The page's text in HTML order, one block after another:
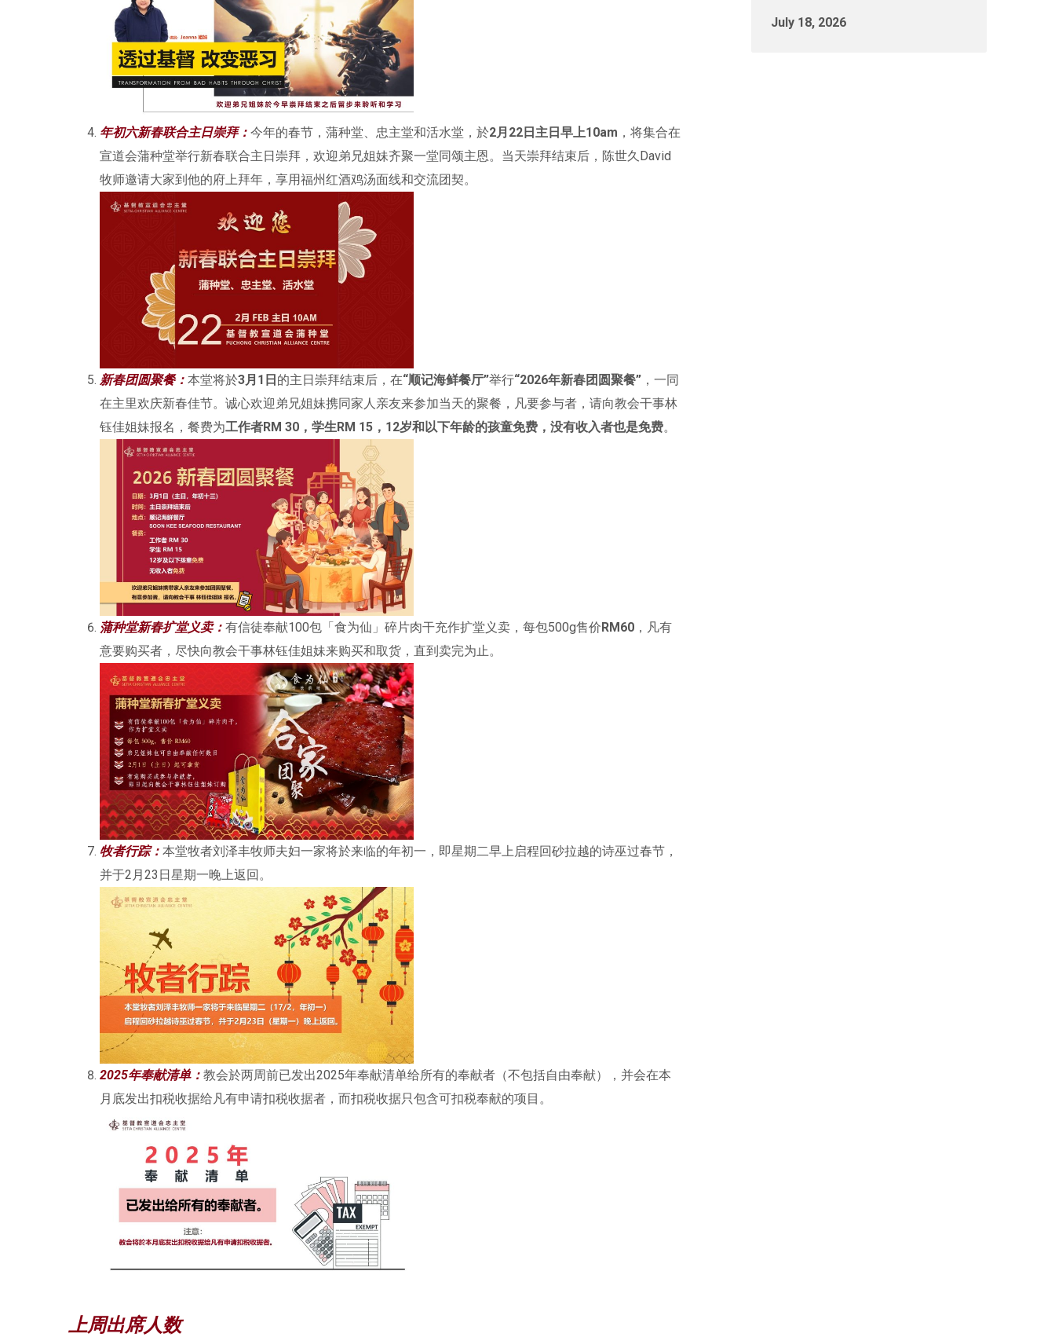
年初六新春联合主日崇拜： 今年的春节，蒲种堂、忠主堂和活水堂，於2月22日主日早上10am ，将集合在
宣道会蒲种堂举行新春联合主日崇拜，欢迎弟兄姐妹齐聚一堂同颂主恩。当天崇拜结束后，陈世久David
牧师邀请大家到他的府上拜年，享用福州红酒鸡汤面线和交流团契。
新春团圆聚餐： 本堂将於3月1日 的主日崇拜结束后，在“顺记海鲜餐厅”举行“2026年新春团圆聚餐” ，一同
在主里欢庆新春佳节。诚心欢迎弟兄姐妹携同家人亲友来参加当天的聚餐，凡要参与者，请向教会干事林
钰佳姐妹报名，餐费为工作者RM 30，学生RM 15，12岁和以下年龄的孩童免费，没有收入者也是免费。
蒲种堂新春扩堂义卖： 有信徒奉献100包「食为仙」碎片肉干充作扩堂义卖，每包500g售价RM60 ，凡有
意要购买者，尽快向教会干事林钰佳姐妹来购买和取货，直到卖完为止。
牧者行踪： 本堂牧者刘泽丰牧师夫妇一家将於来临的年初一，即星期二早上启程回砂拉越的诗巫过春节，
并于2月23日星期一晚上返回。
2025年奉献清单： 教会於两周前已发出2025年奉献清单给所有的奉献者（不包括自由奉献），并会在本
月底发出扣税收据给凡有申请扣税收据者，而扣税收据只包含可扣税奉献的项目。
上周出席人数
July 18, 2026